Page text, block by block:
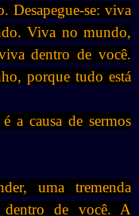
Desapegue-se: viva
Viva no mundo,
dentro de você.
porque tudo está
a causa de sermos
uma tremenda
dentro de você. A